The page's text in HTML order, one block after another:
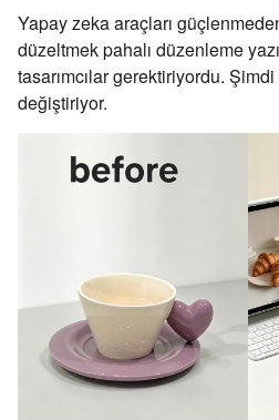
Yapay zeka araçları
düzeltmek pahalı düzenleme
tasarımcılar gerektiriyordu.
değiştiriyor.